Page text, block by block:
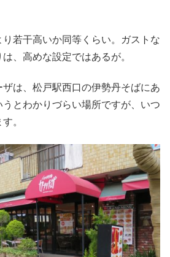
若干高いか同等くらい。ガストな
、高めな設定ではあるが。
は、松戸駅西口の伊勢丹そばにあ
うとわかりづらい場所ですが、いつ
。